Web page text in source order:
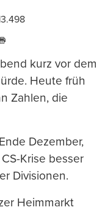
drucken kurz vor dem
Heute früh
Zahlen, die
Dezember,
Krise besser
Divisionen.
Heimmarkt